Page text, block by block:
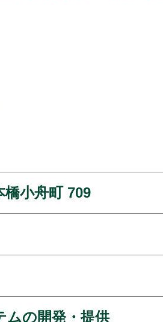
小舟町 709
ムの開発・提供